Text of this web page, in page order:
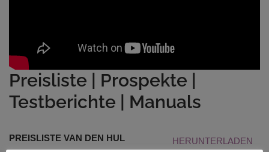
Preisliste | Prospekte |
Testberichte | Manuals
PREISLISTE VAN DEN HUL HERUNTERLADEN